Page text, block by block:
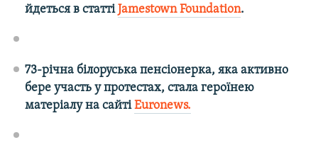
йдеться в статті Jamestown Foundation.
73-річна білоруська пенсіонерка, яка активно
бере участь у протестах, стала героїнею
матеріалу на сайтіEuronews.